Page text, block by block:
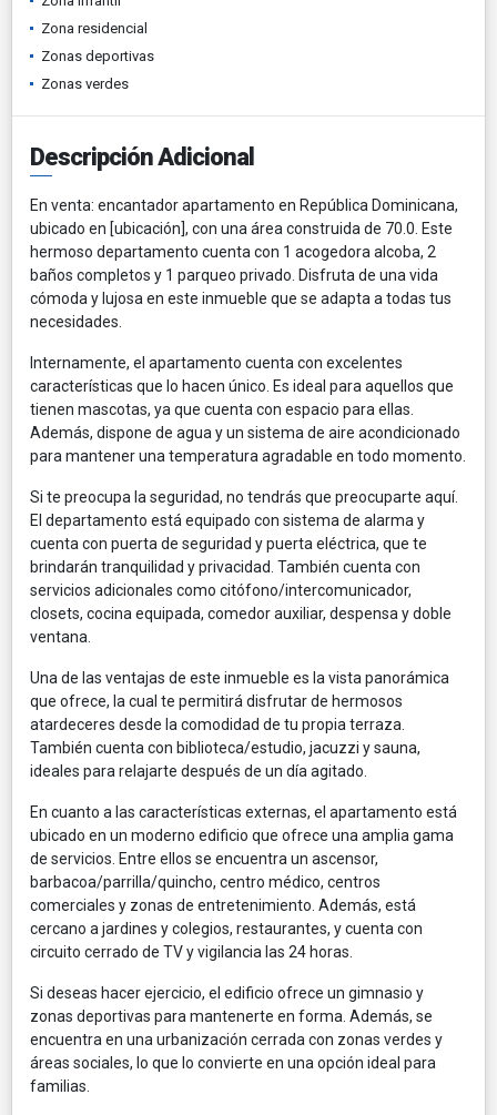
Zona residencial
Zonas deportivas
Zonas verdes
Descripción Adicional
En venta: encantador apartamento en República Dominicana,
ubicado en [ubicación], con una área construida de 70.0. Este
hermoso departamento cuenta con 1 acogedora alcoba, 2
baños completos y 1 parqueo privado. Disfruta de una vida
cómoda y lujosa en este inmueble que se adapta a todas tus
necesidades.
Internamente, el apartamento cuenta con excelentes
características que lo hacen único. Es ideal para aquellos que
tienen mascotas, ya que cuenta con espacio para ellas.
Además, dispone de agua y un sistema de aire acondicionado
para mantener una temperatura agradable en todo momento.
Si te preocupa la seguridad, no tendrás que preocuparte aquí.
El departamento está equipado con sistema de alarma y
cuenta con puerta de seguridad y puerta eléctrica, que te
brindarán tranquilidad y privacidad. También cuenta con
servicios adicionales como citófono/intercomunicador,
closets, cocina equipada, comedor auxiliar, despensa y doble
ventana.
Una de las ventajas de este inmueble es la vista panorámica
que ofrece, la cual te permitirá disfrutar de hermosos
atardeceres desde la comodidad de tu propia terraza.
También cuenta con biblioteca/estudio, jacuzzi y sauna,
ideales para relajarte después de un día agitado.
En cuanto a las características externas, el apartamento está
ubicado en un moderno edificio que ofrece una amplia gama
de servicios. Entre ellos se encuentra un ascensor,
barbacoa/parrilla/quincho, centro médico, centros
comerciales y zonas de entretenimiento. Además, está
cercano a jardines y colegios, restaurantes, y cuenta con
circuito cerrado de TV y vigilancia las 24 horas.
Si deseas hacer ejercicio, el edificio ofrece un gimnasio y
zonas deportivas para mantenerte en forma. Además, se
encuentra en una urbanización cerrada con zonas verdes y
áreas sociales, lo que lo convierte en una opción ideal para
familias.